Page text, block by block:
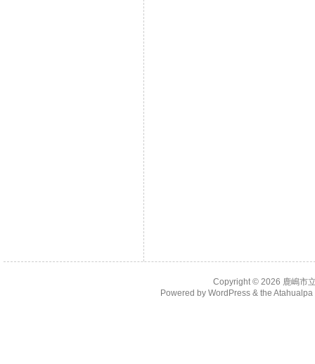
Copyright © 2026 鹿嶋市
Powered by WordPress& the Atahualpa